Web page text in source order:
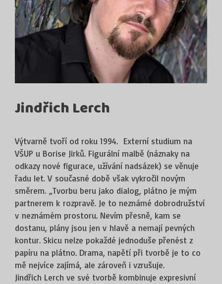
Jindřich Lerch
Výtvarně tvoří od roku 1994. Externí studium na
VŠUP u Borise Jirků. Figurální malbě (náznaky na
odkazy nové figurace, užívání nadsázek) se věnuje
řadu let. V současné době však vykročil novým
směrem. „Tvorbu beru jako dialog, plátno je mým
partnerem k rozpravě. Je to neznámé dobrodružství
v neznámém prostoru. Nevím přesně, kam se
dostanu, plány jsou jen v hlavě a nemají pevných
kontur. Skicu nelze pokaždé jednoduše přenést z
papíru na plátno. Drama, napětí při tvorbě je to co
mě nejvíce zajímá, ale zároveň i vzrušuje.
Jindřich Lerch ve své tvorbě kombinuje expresivní